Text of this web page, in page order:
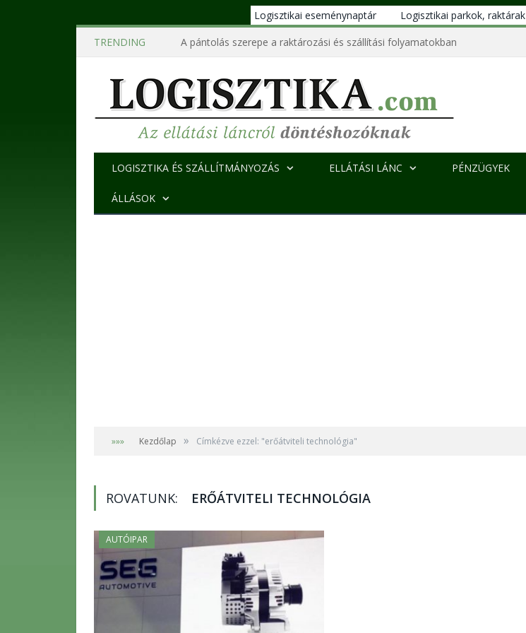
Logisztikai eseménynaptár Logisztikai parkok, raktárak
TRENDING
A pántolás szerepe a raktározási és szállítási folyamatokban
LOGISZTIKA ÉS SZÁLLÍTMÁNYOZÁS ELLÁTÁSI LÁNC PÉNZÜGYEK
ÁLLÁSOK
»»» Kezdőlap » Címkézve ezzel: "erőátviteli technológia"
ROVATUNK: ERŐÁTVITELI TECHNOLÓGIA
AUTÓIPAR